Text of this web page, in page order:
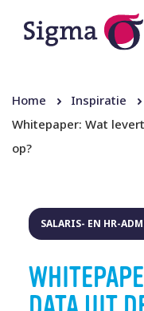
Home
Inspiratie
Whitepaper: Wat
op?
SALARIS- EN HR-